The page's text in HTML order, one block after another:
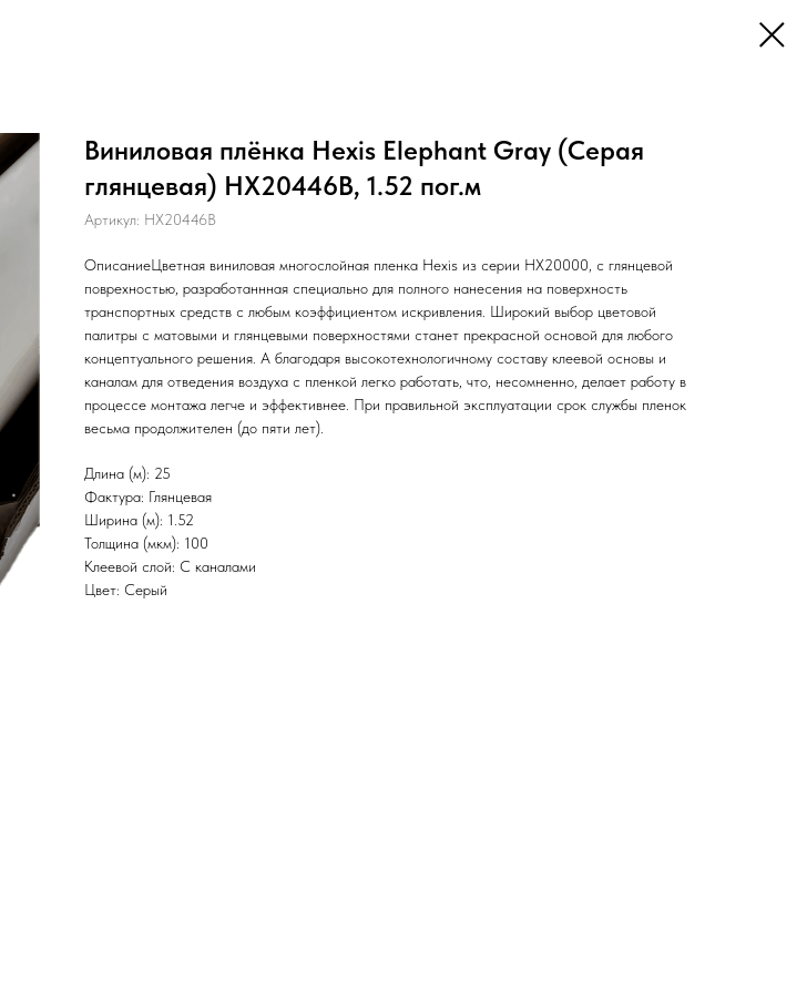
Виниловая плёнка Hexis Elephant Gray (Серая
глянцевая) HX20446B, 1.52 пог.м
Артикул: HX20446B
ОписаниеЦветная виниловая многослойная пленка Hexis из серии НХ20000, с глянцевой
поврехностью, разработаннная специально для полного нанесения на поверхность
транспортных средств с любым коэффициентом искривления. Широкий выбор цветовой
палитры с матовыми и глянцевыми поверхностями станет прекрасной основой для любого
концептуального решения. А благодаря высокотехнологичному составу клеевой основы и
каналам для отведения воздуха с пленкой легко работать, что, несомненно, делает работу в
процессе монтажа легче и эффективнее. При правильной эксплуатации срок службы пленок
весьма продолжителен (до пяти лет).
Длина (м): 25
Фактура: Глянцевая
Ширина (м): 1.52
Толщина (мкм): 100
Клеевой слой: С каналами
Цвет: Серый